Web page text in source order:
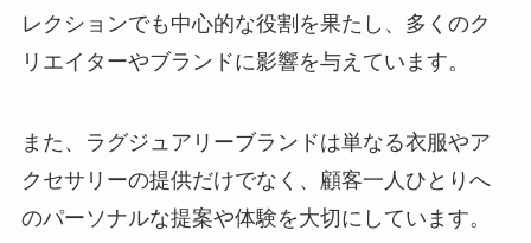
レクションでも中心的な役割を果たし、多くのク
リエイターやブランドに影響を与えています。
また、ラグジュアリーブランドは単なる衣服やア
クセサリーの提供だけでなく、顧客一人ひとりへ
のパーソナルな提案や体験を大切にしています。